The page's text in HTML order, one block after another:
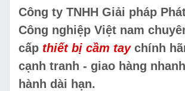
Công ty TNHH Giải pháp
Công nghiệp Việt nam
cấp thiết bị cầm taychính
cạnh tranh - giao hàng
hành dài hạn.